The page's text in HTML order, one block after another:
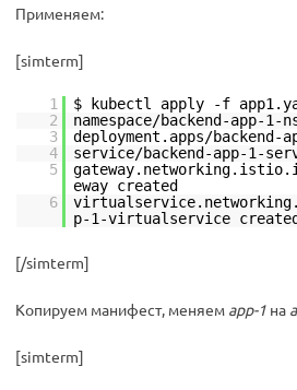
Применяем:
[simterm]
1
$ kubectl apply -f
2
namespace/backend-app-1-
3
deployment.apps/backend-
4
service/backend-app-1-
5
eway created
6
p-1-virtualservice created
[/simterm]
Копируем манифест, меняем app-1 на
[simterm]